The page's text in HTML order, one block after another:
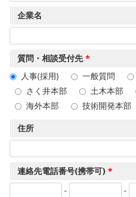
企業名
質問・相談受付先 *
人事(採用)
一般質問
さく井本部
土木本部
海外本部
技術開発本部
住所
連絡先電話番号(携帯可) *
-
-